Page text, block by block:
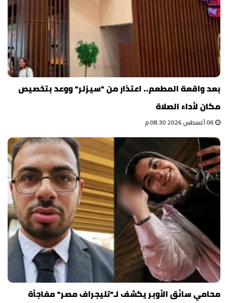
بعد واقعة المطعم.. اعتذار من "سيزلر" ووعد بتخصيص
مكان لأداء الصلاة
محامي سائق الأوبر يكشف لـ"تليجراف مصر" مفاجأة